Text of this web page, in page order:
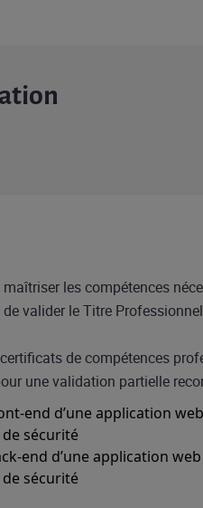
les compétences
valider le Titre
de compétences
une validation partielle
end d’une application
sécurité
end d’une application
sécurité